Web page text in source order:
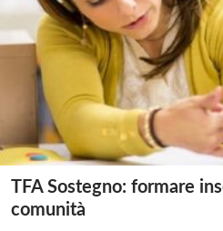
TFA Sostegno: formare
comunità